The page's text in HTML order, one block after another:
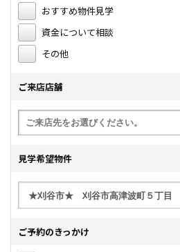
おすすめ物件見学
資金について相談
その他
ご来店店舗
見学希望物件
ご予約のきっかけ